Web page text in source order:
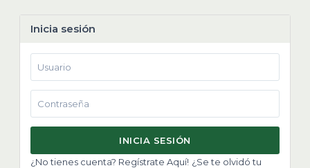
Inicia sesión
INICIA SESIÓN
¿No tienes cuenta? Regístrate Aquí! ¿Se te olvidó tu